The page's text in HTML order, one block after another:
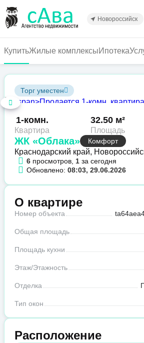
основному
Новороссийск
КупитьЖилые комплексыИпотека
Торг уместен
1-комн.
Квартира
32.50 м²
Площадь
ЖК «Облака» Комфорт
Краснодарский край,
6 просмотров, 1 за сегодня
Обновлено: 08:03, 29.06.2026
О квартире
Номер объекта
Общая площадь
Площадь кухни
Этаж/Этажность
Отделка
Тип окон
Расположение